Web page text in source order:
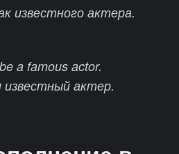
известного актера.
a famous actor.
актер.